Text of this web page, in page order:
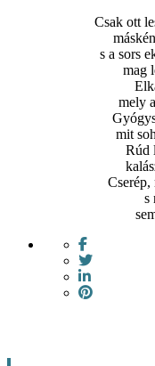
Csak ott
s a sors
mag
mely
mit
Rúd
s